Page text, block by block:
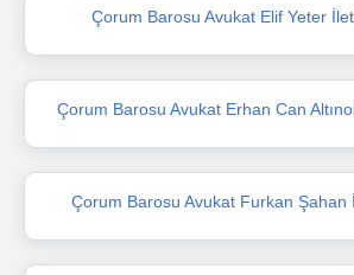
Çorum Barosu Avukat Elif Yeter
Çorum Barosu Avukat Erhan Can
Çorum Barosu Avukat Furkan Şahan